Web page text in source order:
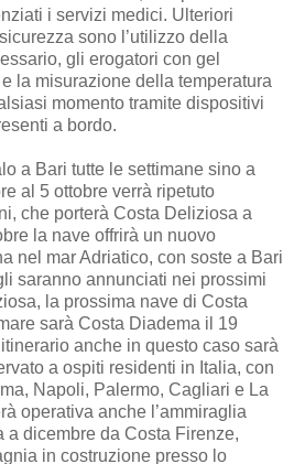
i servizi medici. Ulteriori
sono l’utilizzo della
gli erogatori con gel
la misurazione della temperatura
momento tramite dispositivi
a bordo.
a Bari tutte le settimane sino a
al 5 ottobre verrà ripetuto
che porterà Costa Deliziosa a
la nave offrirà un nuovo
nel mar Adriatico, con soste a Bari
saranno annunciati nei prossimi
la prossima nave di Costa
sarà Costa Diadema il 19
anche in questo caso sarà
a ospiti residenti in Italia, con
Napoli, Palermo, Cagliari e La
operativa anche l’ammiraglia
a dicembre da Costa Firenze,
in costruzione presso lo